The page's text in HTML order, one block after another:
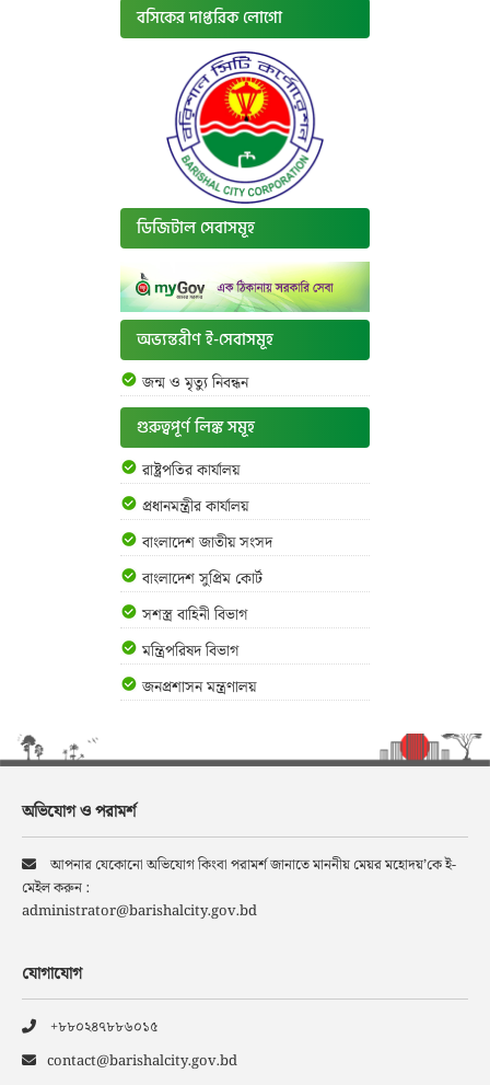
বসিকের দাপ্তরিক লোগো
ডিজিটাল সেবাসমূহ
অভ্যন্তরীণ ই-সেবাসমূহ
জন্ম ও মৃত্যু নিবন্ধন
গুরুত্বপূর্ণ লিঙ্ক সমূহ
রাষ্ট্রপতির কার্যালয়
প্রধানমন্ত্রীর কার্যালয়
বাংলাদেশ জাতীয় সংসদ
বাংলাদেশ সুপ্রিম কোর্ট
সশস্ত্র বাহিনী বিভাগ
মন্ত্রিপরিষদ বিভাগ
জনপ্রশাসন মন্ত্রণালয়
অভিযোগ ও পরামর্শ
আপনার যেকোনো অভিযোগ কিংবা পরামর্শ জানাতে মাননীয় মেয়র মহোদয়’কে ই-
মেইল করুন :
administrator@barishalcity.gov.bd
যোগাযোগ
+৮৮০২৪৭৮৮৬০১৫
contact@barishalcity.gov.bd